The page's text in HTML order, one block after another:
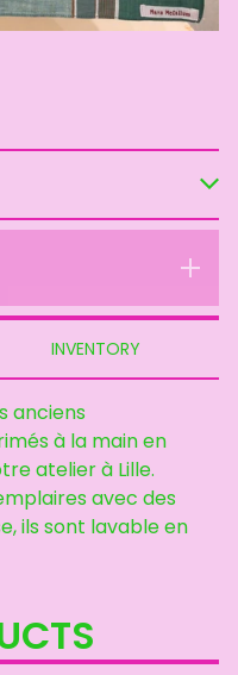
INVENTORY
anciens
à la main en
atelier à Lille.
avec des
ils sont lavable en